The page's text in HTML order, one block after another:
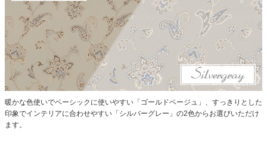
暖かな色使いでベーシックに使いやすい「ゴールドベージュ」、すっきりとした
印象でインテリアに合わせやすい「シルバーグレー」の2色からお選びいただけ
ます。